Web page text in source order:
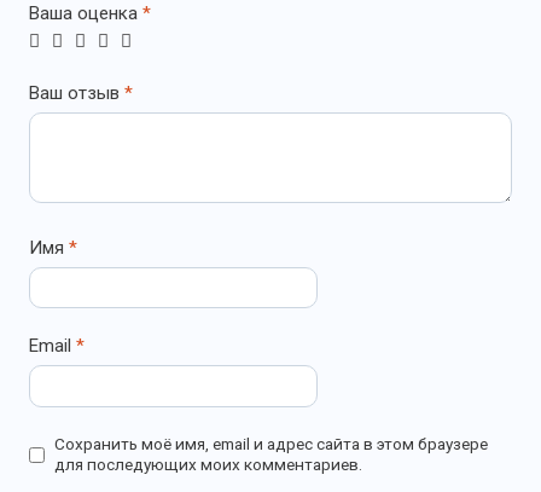
Ваша оценка *
Ваш отзыв *
Имя *
Email *
Сохранить моё имя, email и адрес сайта в этом браузере
для последующих моих комментариев.